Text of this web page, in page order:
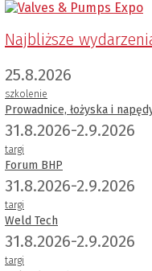
Najbliższe
25.8.2026
szkolenie
Prowadnice, łożyska i
31.8.2026-2.9.2026
targi
Forum BHP
31.8.2026-2.9.2026
targi
Weld Tech
31.8.2026-2.9.2026
targi